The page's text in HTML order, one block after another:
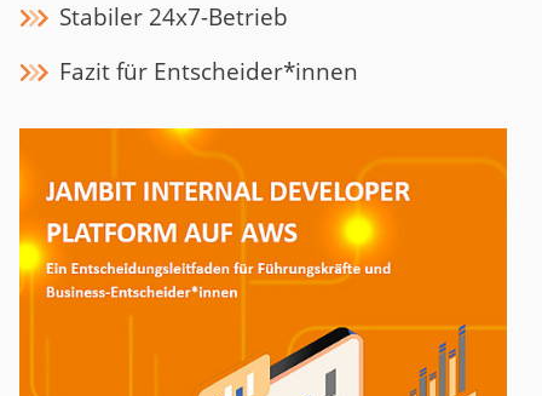
Stabiler 24x7-Betrieb
Fazit für Entscheider*innen